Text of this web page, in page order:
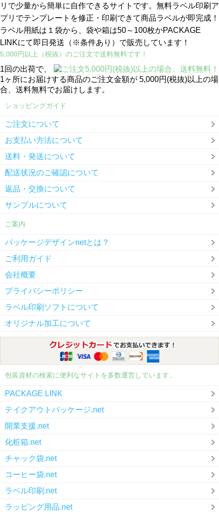
リで少量から簡単に自作できるサイトです。無料ラベル印刷ア
プリでテンプレートを修正・印刷できて商品ラベルが即完成！
ラベル用紙は１袋から、袋や箱は50～100枚かPACKAGE
LINKにて即日発送 （※条件あり） で販売しています！
5,000円以上（税抜）のご注文で送料無料です！
1回の出荷で、
1ヶ所にお届けする商品のご注文金額が 5,000円(税抜)以上の場
合、送料無料でお届けします。
ショッピングガイド
ご注文について
お支払い方法について
送料・発送について
配送状況のご確認について
返品・交換について
サンプルについて
ご案内
パッケージデザインnetとは？
ご利用ガイド
会社概要
プライバシーポリシー
ラベル印刷ソフトについて
オリジナル加工について
包装資材の検索に便利なサイトを多数運営しています。
PACKAGE LINK
テイクアウトパッケージ.net
開業支援.net
化粧箱.net
チャック袋.net
コーヒー袋.net
ラベル印刷.net
ラッピング用品.net